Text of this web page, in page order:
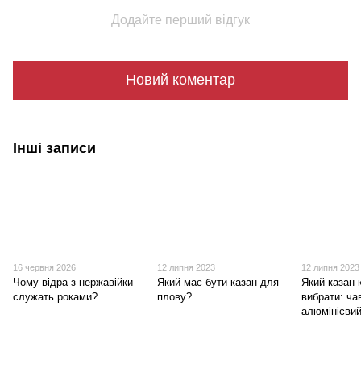
Додайте перший відгук
Новий коментар
Інші записи
16 червня 2026
Чому відра з нержавійки
служать роками?
12 липня 2023
Який має бути казан для
плову?
12 липня 2023
Який казан
вибрати: